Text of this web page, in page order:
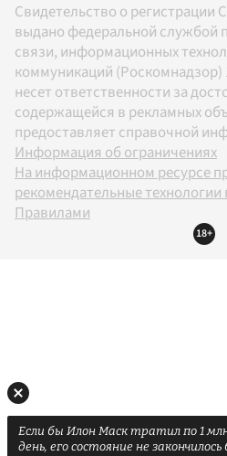
Свидетельство о
выдано федеральной службой
связи, информационных
коммуникаций (Роскомнадзор)
несет ответственности за
содержащейся в рекламных
предоставляет справочной
Информация об ограничениях
На информационном ресурсе
рекомендательные технологии
Правилами
18+
Если бы Илон Маск тратил по 1
день, его состояние не